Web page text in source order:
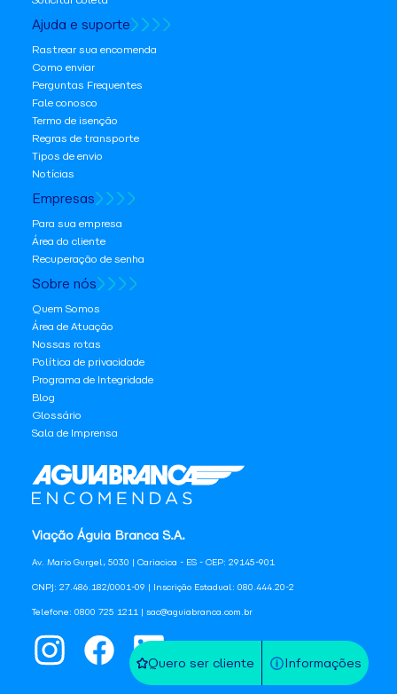
Quero ser cliente Informações
Viação Águia Branca S.A.
Av. Mario Gurgel, 5030 | Cariacica - ES - CEP: 29145-901
CNPJ: 27.486.182/0001-09 | Inscrição Estadual: 080.444.20-2
Telefone: 0800 725 1211 | sac@aguiabranca.com.br
Ajuda e suporte
Rastrear sua encomenda
Como enviar
Perguntas Frequentes
Fale conosco
Termo de isenção
Regras de transporte
Tipos de envio
Notícias
Empresas
Para sua empresa
Área do cliente
Recuperação de senha
Sobre nós
Quem Somos
Área de Atuação
Nossas rotas
Política de privacidade
Programa de Integridade
Blog
Glossário
Sala de Imprensa